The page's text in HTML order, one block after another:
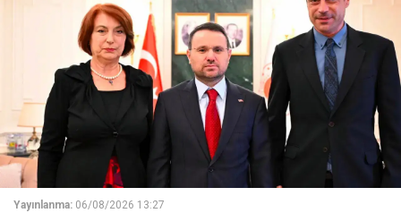
Yayınlanma: 06/08/2026 13:27